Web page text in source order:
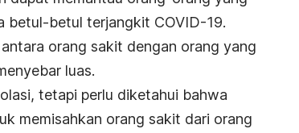
betul-betul terjangkit COVID-19.
orang sakit dengan orang yang
luas.
tetapi perlu diketahui bahwa
memisahkan orang sakit dari orang